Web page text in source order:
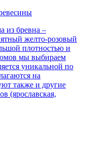
из бревна –
желто-розовый
плотностью и
мы выбираем
уникальной по
на
также и другие
(ярославская,